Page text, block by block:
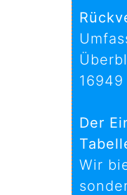
16949
Der
Wir